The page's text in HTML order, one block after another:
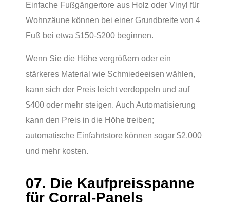
Einfache Fußgängertore aus Holz oder Vinyl für
Wohnzäune können bei einer Grundbreite von 4
Fuß bei etwa $150-$200 beginnen.
Wenn Sie die Höhe vergrößern oder ein
stärkeres Material wie Schmiedeeisen wählen,
kann sich der Preis leicht verdoppeln und auf
$400 oder mehr steigen. Auch Automatisierung
kann den Preis in die Höhe treiben;
automatische Einfahrtstore können sogar $2.000
und mehr kosten.
07. Die Kaufpreisspanne
für Corral-Panels